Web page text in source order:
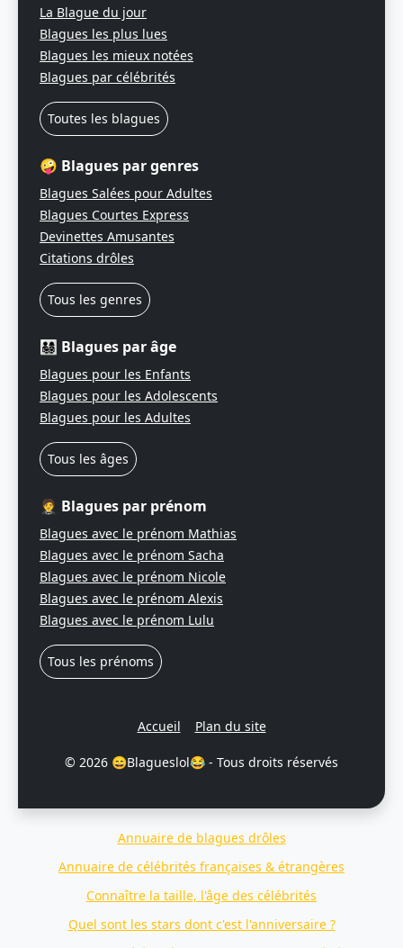
La Blague du jour
Blagues les plus lues
Blagues les mieux notées
Blagues par célébrités
Toutes les blagues
🤪 Blagues par genres
Blagues Salées pour Adultes
Blagues Courtes Express
Devinettes Amusantes
Citations drôles
Tous les genres
👨‍👩‍👧‍👦 Blagues par âge
Blagues pour les Enfants
Blagues pour les Adolescents
Blagues pour les Adultes
Tous les âges
🤵 Blagues par prénom
Blagues avec le prénom Mathias
Blagues avec le prénom Sacha
Blagues avec le prénom Nicole
Blagues avec le prénom Alexis
Blagues avec le prénom Lulu
Tous les prénoms
Accueil Plan du site
© 2026 😄Blagueslol😂 - Tous droits réservés
Annuaire de blagues drôles
Annuaire de célébrités françaises & étrangères
Connaître la taille, l'âge des célébrités
Quel sont les stars dont c'est l'anniversaire ?